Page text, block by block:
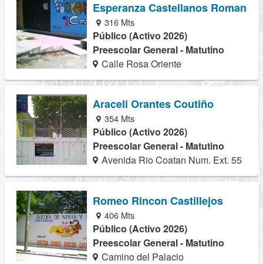
Esperanza Castellanos Roman
316 Mts
Público (Activo 2026)
Preescolar General - Matutino
Calle Rosa Oriente
Araceli Orantes Coutiño
354 Mts
Público (Activo 2026)
Preescolar General - Matutino
Avenida Rio Coatan Num. Ext. 55
Romeo Rincon Castillejos
406 Mts
Público (Activo 2026)
Preescolar General - Matutino
Camino del Palacio